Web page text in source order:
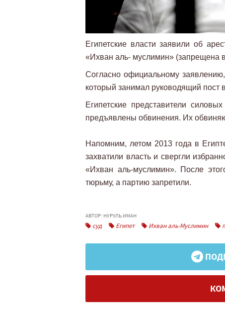
Египетские власти заявили об
«Ихван аль- муслимин» (запрещена
Согласно официальному
который занимал руководящий пост
Египетские представители
предъявлены обвинения. Их
Напомним, летом 2013 года в
захватили власть и свергли
«Ихван аль-муслимин». После
тюрьму, а партию запретили.
АВТОР: НУРУЛЬ ИМАН
суд Египет Ихван аль-Муслимин